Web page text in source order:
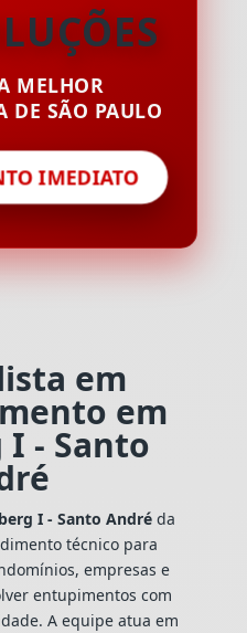
MELHOR
DE SÃO PAULO
IMEDIATO
em
em
I - Santo
I - Santo Andréda
técnico para
empresas e
entupimentos com
A equipe atua em